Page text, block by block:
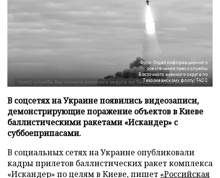
Фото: Отдел информационного
обеспечения пресс-службы
Восточного военного округа по
Тихоокеанскому флоту/ТАСС
В соцсетях на Украине появились видеозаписи,
демонстрирующие поражение объектов в Киеве
баллистическими ракетами «Искандер» с
суббоеприпасами.
В социальных сетях на Украине опубликовали
кадры прилетов баллистических ракет комплекса
«Искандер» по целям в Киеве, пишет «Российская